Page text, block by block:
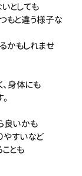
としても
もと違う様子な
かもしれませ
身体にも
良いかも
やすいなど
とも